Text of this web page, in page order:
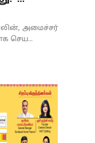
அமைச்சர்
செய...